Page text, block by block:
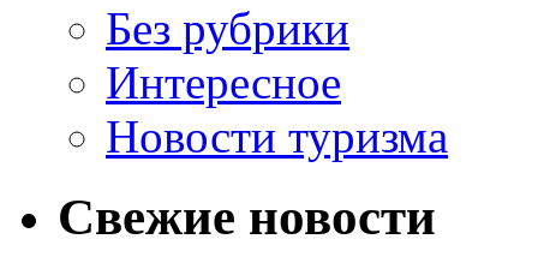
Без рубрики
Интересное
Новости туризма
Свежие новости